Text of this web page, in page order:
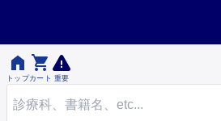

トップ

カート 重要